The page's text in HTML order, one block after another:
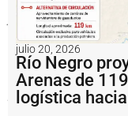
avanza
Municipio
en
obras
estratégicas
para
mejorar
julio 20, 2026
Río Negro
Arenas de
logística